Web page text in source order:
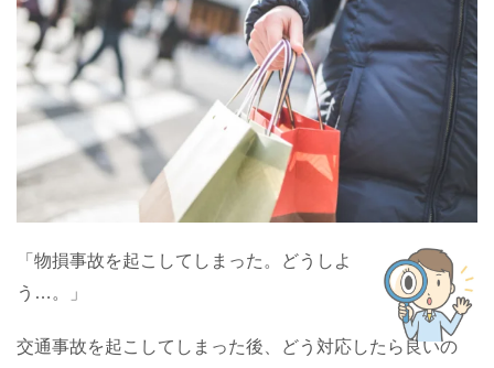
「物損事故を起こしてしまった。どうしよ
う…。」
交通事故を起こしてしまった後、どう対応したら良いの